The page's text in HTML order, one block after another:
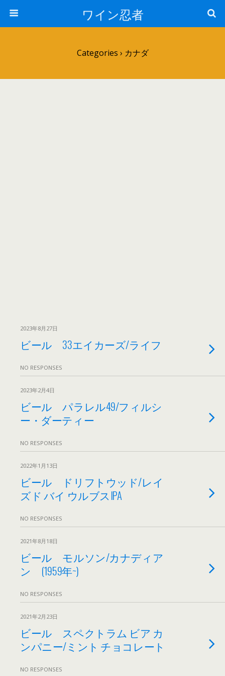
ワイン忍者
Categories › カナダ
2023年8月27日
ビール 33エイカーズ/ライフ
NO RESPONSES
2023年2月4日
ビール パラレル49/フィルシ
ー・ダーティー
NO RESPONSES
2022年1月13日
ビール ドリフトウッド/レイ
ズド バイ ウルブスIPA
NO RESPONSES
2021年8月18日
ビール モルソン/カナディア
ン (1959年~)
NO RESPONSES
2021年2月23日
ビール スペクトラム ビア カ
ンパニー/ミント チョコレート
NO RESPONSES